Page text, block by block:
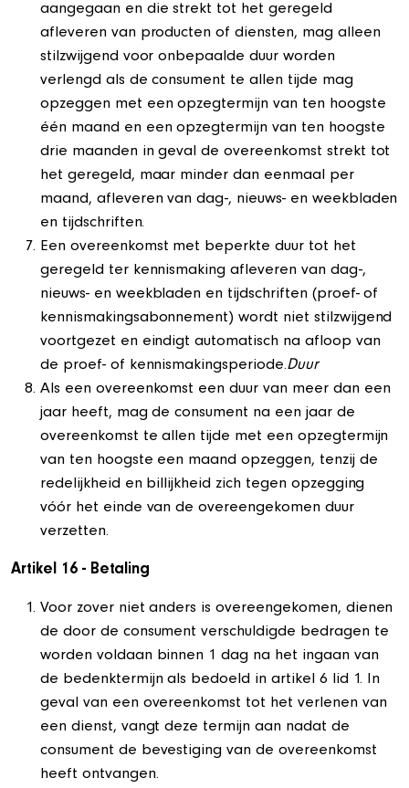
aangegaan en die strekt tot het geregeld
afleveren van producten of diensten, mag alleen
stilzwijgend voor onbepaalde duur worden
verlengd als de consument te allen tijde mag
opzeggen met een opzegtermijn van ten hoogste
één maand en een opzegtermijn van ten hoogste
drie maanden in geval de overeenkomst strekt tot
het geregeld, maar minder dan eenmaal per
maand, afleveren van dag-, nieuws- en weekbladen
en tijdschriften.
Een overeenkomst met beperkte duur tot het
geregeld ter kennismaking afleveren van dag-,
nieuws- en weekbladen en tijdschriften (proef- of
kennismakingsabonnement) wordt niet stilzwijgend
voortgezet en eindigt automatisch na afloop van
de proef- of kennismakingsperiode.Duur
Als een overeenkomst een duur van meer dan een
jaar heeft, mag de consument na een jaar de
overeenkomst te allen tijde met een opzegtermijn
van ten hoogste een maand opzeggen, tenzij de
redelijkheid en billijkheid zich tegen opzegging
vóór het einde van de overeengekomen duur
verzetten.
Artikel 16 - Betaling
Voor zover niet anders is overeengekomen, dienen
de door de consument verschuldigde bedragen te
worden voldaan binnen 1 dag na het ingaan van
de bedenktermijn als bedoeld in artikel 6 lid 1. In
geval van een overeenkomst tot het verlenen van
een dienst, vangt deze termijn aan nadat de
consument de bevestiging van de overeenkomst
heeft ontvangen.